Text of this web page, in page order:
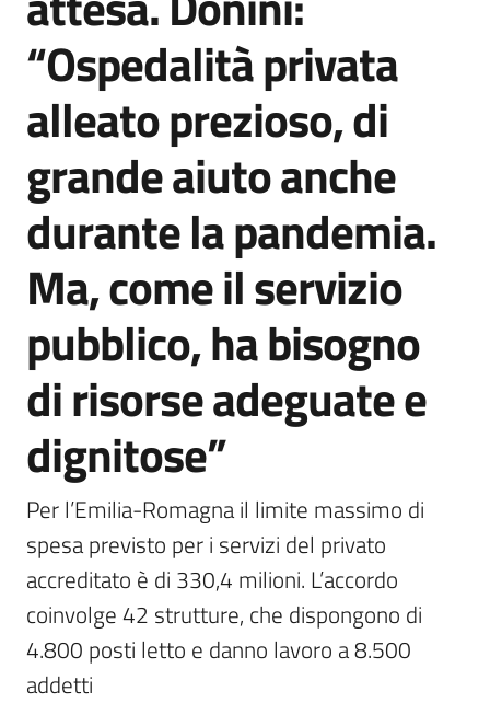
“Ospedalità privata
alleato prezioso, di
grande aiuto anche
durante la pandemia.
Ma, come il servizio
pubblico, ha bisogno
di risorse adeguate e
dignitose”
Per l’Emilia-Romagna il limite massimo di
spesa previsto per i servizi del privato
accreditato è di 330,4 milioni. L’accordo
coinvolge 42 strutture, che dispongono di
4.800 posti letto e danno lavoro a 8.500
addetti